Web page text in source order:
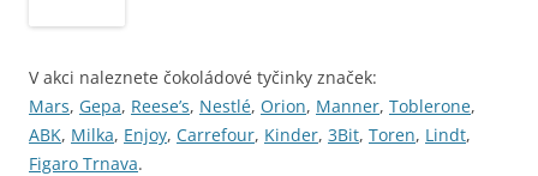
V akci naleznete čokoládové tyčinky značek:
Mars, Gepa, Reese’s, Nestlé, Orion, Manner, Toblerone,
ABK, Milka, Enjoy, Carrefour, Kinder, 3Bit, Toren, Lindt,
Figaro Trnava.